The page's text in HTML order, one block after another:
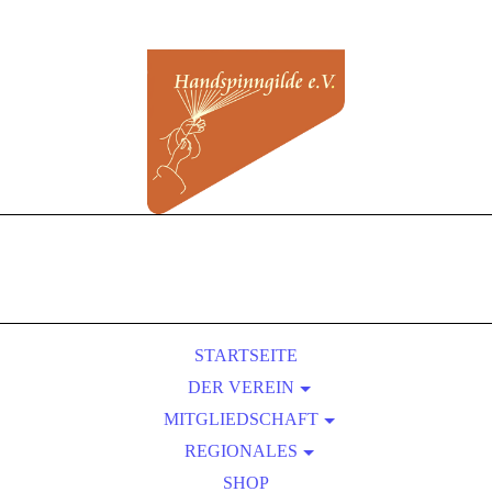
STARTSEITE
DER VEREIN
ÜBER UNS
SATZUNG
PRESSEBEREICH
MITGLIEDSCHAFT
BEITRITT
VORTEILE EINER MITGLIEDSCHAFT
REGIONALES
KURSLEITER-VERZEICHNIS
SHOP